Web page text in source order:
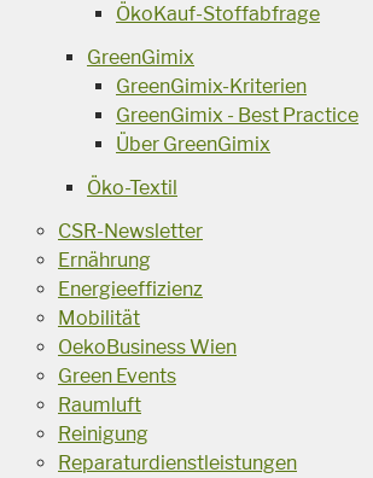
ÖkoKauf-Stoffabfrage
GreenGimix
GreenGimix-Kriterien
GreenGimix - Best Practice
Über GreenGimix
Öko-Textil
CSR-Newsletter
Ernährung
Energieeffizienz
Mobilität
OekoBusiness Wien
Green Events
Raumluft
Reinigung
Reparaturdienstleistungen